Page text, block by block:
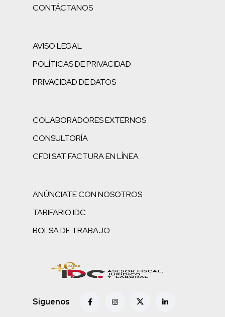
CONTÁCTANOS
AVISO LEGAL
POLÍTICAS DE PRIVACIDAD
PRIVACIDAD DE DATOS
COLABORADORES EXTERNOS
CONSULTORÍA
CFDI SAT FACTURA EN LÍNEA
ANÚNCIATE CON NOSOTROS
TARIFARIO IDC
BOLSA DE TRABAJO
Siguenos